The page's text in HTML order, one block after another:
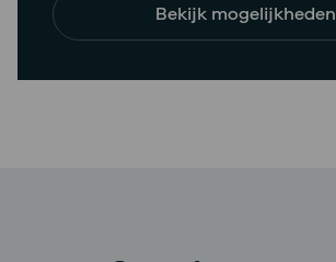
Bekijk mogelijkheden